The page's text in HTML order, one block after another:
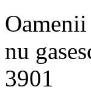
nu
3901